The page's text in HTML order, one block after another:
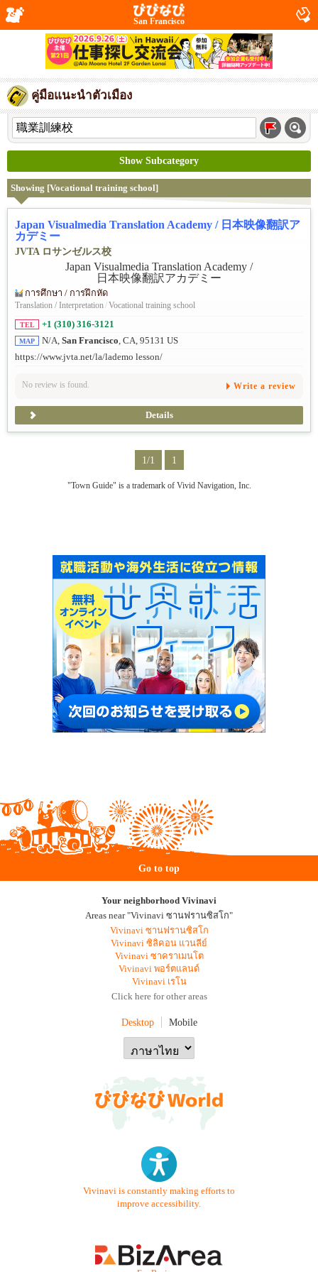
San Francisco
คู่มือแนะนำตัวเมือง
Show Subcategory
Showing [Vocational training school]
Japan Visualmedia Translation Academy / 日本映像翻訳ア
カデミー
JVTA ロサンゼルス校
การศึกษา / การฝึกหัด
Translation / Interpretation/Vocational training school
TEL +1 (310) 316-3121
MAP N/A, San Francisco, CA, 95131 US
https://www.jvta.net/la/lademo lesson/
No review is found. Write a review
Details
1/1 1
"Town Guide" is a trademark of Vivid Navigation, Inc.
Go to top
Your neighborhood Vivinavi
Areas near "Vivinavi ซานฟรานซิสโก"
Vivinavi ซานฟรานซิสโก
Vivinavi ซิลิคอน แวนลีย์
Vivinavi ซาคราเมนโต
Vivinavi พอร์ตแลนด์
Vivinavi เรโน
Click here for other areas
Desktop Mobile
Vivinavi is constantly making efforts to
improve accessibility.